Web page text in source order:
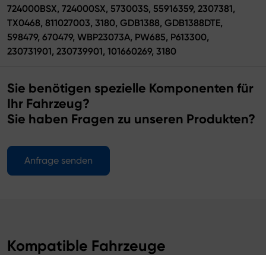
724000BSX, 724000SX, 573003S, 55916359, 2307381,
TX0468, 811027003, 3180, GDB1388, GDB1388DTE,
598479, 670479, WBP23073A, PW685, P613300,
230731901, 230739901, 101660269, 3180
Sie benötigen spezielle Komponenten für
Ihr Fahrzeug?
Sie haben Fragen zu unseren Produkten?
Anfrage senden
Kompatible Fahrzeuge